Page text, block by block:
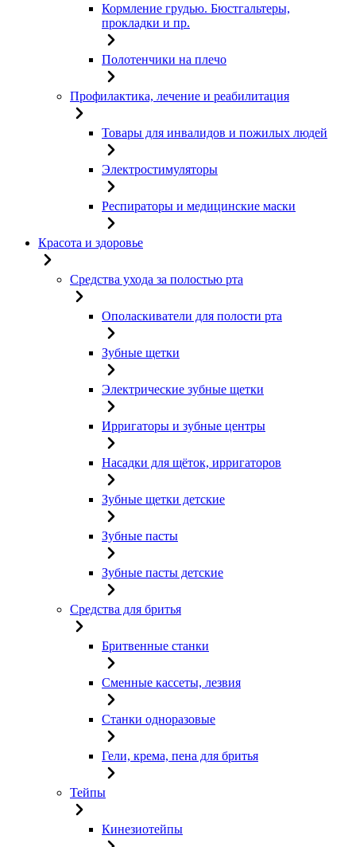
Кормление грудью. Бюстгальтеры,
прокладки и пр.
Полотенчики на плечо
Профилактика, лечение и реабилитация
Товары для инвалидов и пожилых людей
Электростимуляторы
Респираторы и медицинские маски
Красота и здоровье
Средства ухода за полостью рта
Ополаскиватели для полости рта
Зубные щетки
Электрические зубные щетки
Ирригаторы и зубные центры
Насадки для щёток, ирригаторов
Зубные щетки детские
Зубные пасты
Зубные пасты детские
Средства для бритья
Бритвенные станки
Сменные кассеты, лезвия
Станки одноразовые
Гели, крема, пена для бритья
Тейпы
Кинезиотейпы